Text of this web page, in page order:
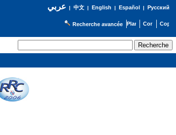
عربي| 中文| English | Español | Русский
Recherche avancée